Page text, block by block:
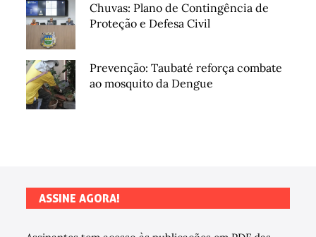
Chuvas: Plano de Contingência de
Proteção e Defesa Civil
Prevenção: Taubaté reforça combate
ao mosquito da Dengue
ASSINE AGORA!